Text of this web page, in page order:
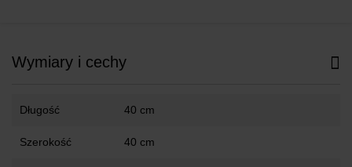
Wymiary i cechy
Długość 40 cm
Szerokość 40 cm